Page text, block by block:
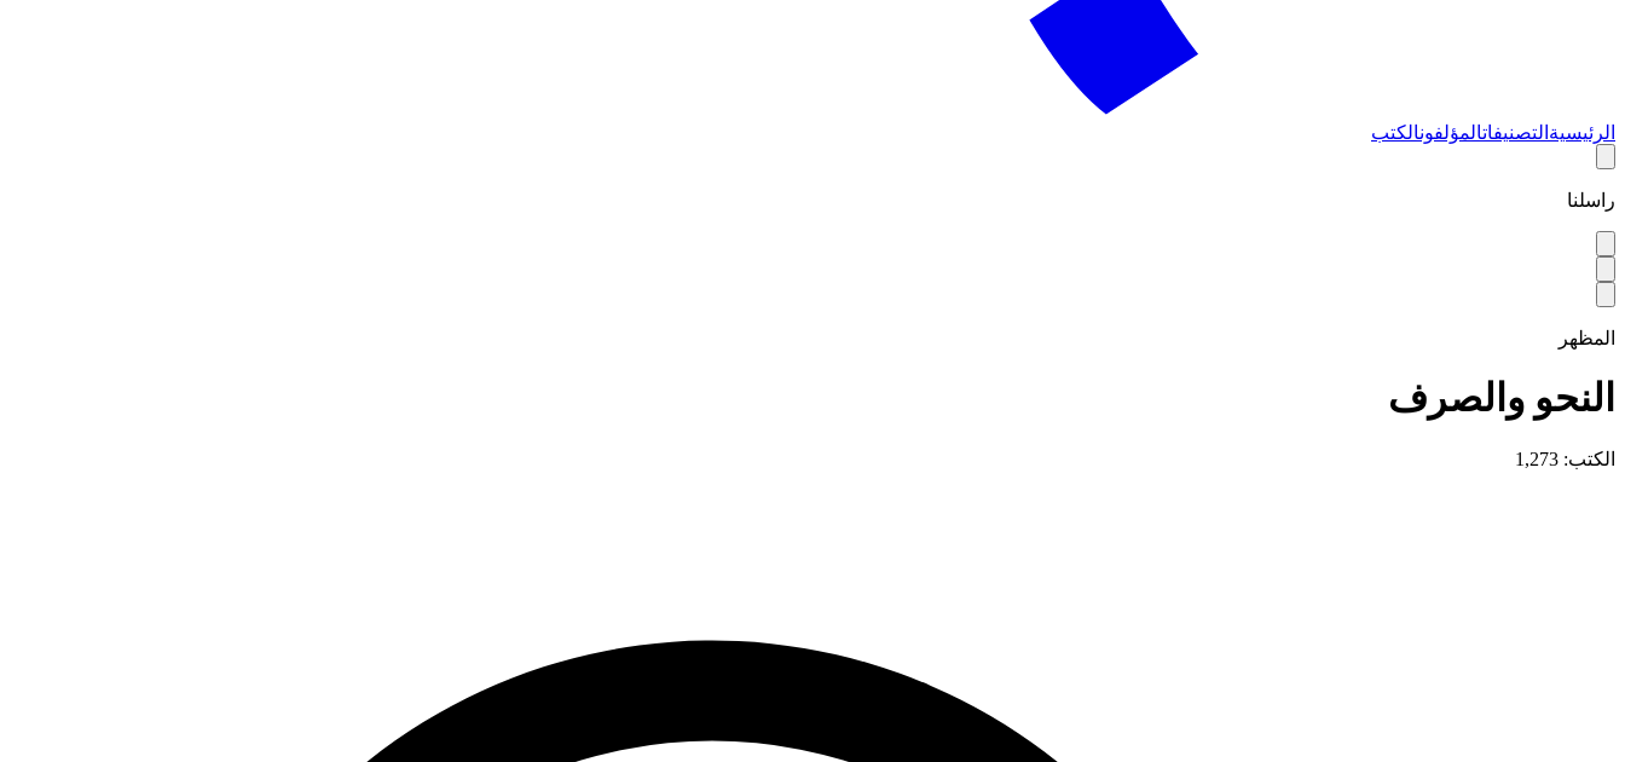
الرئيسية التصنيفاتالمؤلفونالكتب
راسلنا
المظهر
النحو والصرف
الكتب: 1,273